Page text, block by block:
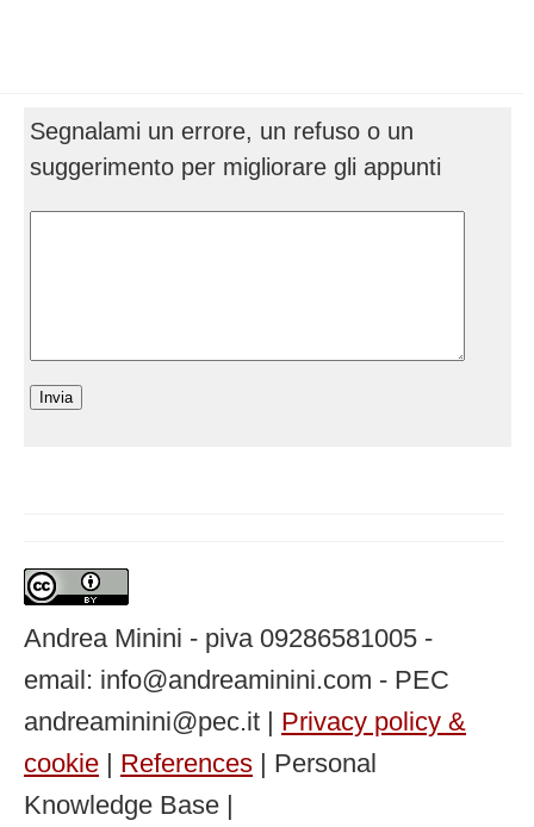
Segnalami un errore, un refuso o un
suggerimento per migliorare gli appunti
Andrea Minini - piva 09286581005 -
email: info@andreaminini.com - PEC
andreaminini@pec.it | Privacy policy &
cookie
References | Personal
Knowledge Base |